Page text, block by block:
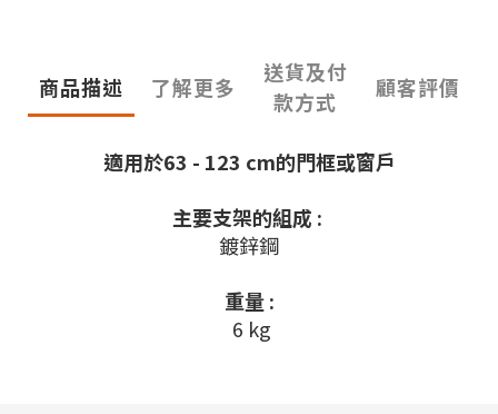
商品描述 了解更多
送貨及付
款方式
顧客評價
適用於63 - 123 cm的門框或窗戶
主要支架的組成 :
鍍鋅鋼
重量 :
6 kg